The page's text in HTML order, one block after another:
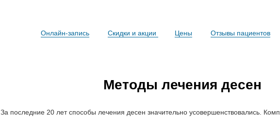
Онлайн-запись Скидки и акции Цены Отзывы пациентов
Методы лечения десен
За последние 20 лет способы лечения десен значительно усовершенствовались.